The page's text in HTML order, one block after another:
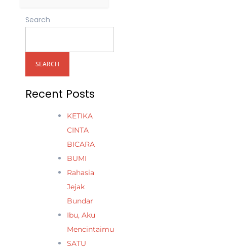
Search
SEARCH
Recent Posts
KETIKA
CINTA
BICARA
BUMI
Rahasia
Jejak
Bundar
Ibu, Aku
Mencintaimu
SATU